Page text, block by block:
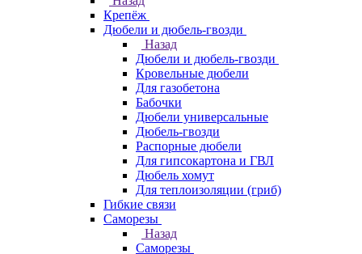
Крепёж
Дюбели и дюбель-гвозди
Назад
Дюбели и дюбель-гвозди
Кровельные дюбели
Для газобетона
Бабочки
Дюбели универсальные
Дюбель-гвозди
Распорные дюбели
Для гипсокартона и ГВЛ
Дюбель хомут
Для теплоизоляции (гриб)
Гибкие связи
Саморезы
Назад
Саморезы